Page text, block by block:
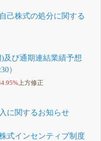
するお知ら
捗に関する
お知らせ
設及び米国
己株式の処分に関する
及び通期連結業績予想
）
上方修正
に関するお知らせ
式インセンティブ制度